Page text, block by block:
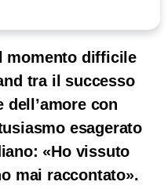
momento difficile
tra il successo
con
esagerato
«Ho vissuto
mai raccontato».